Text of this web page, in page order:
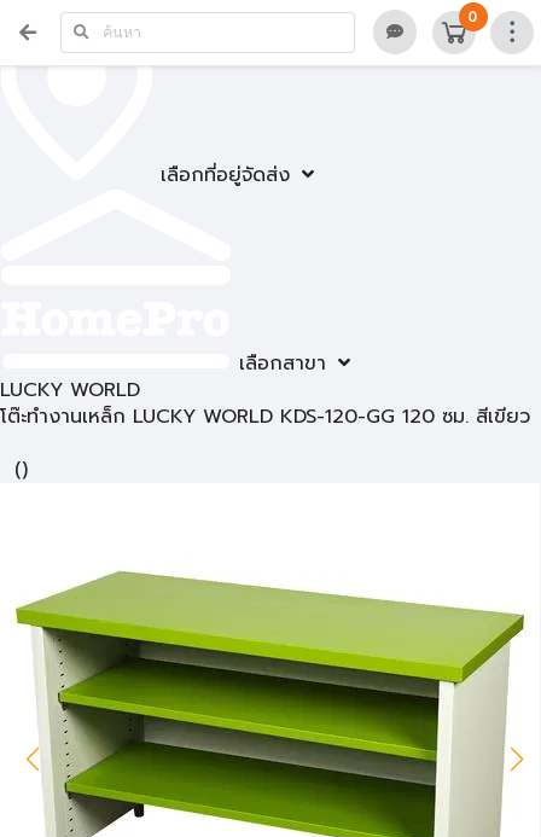
เลือกที่อยู่จัดส่ง
เลือกสาขา
0
LUCKY WORLD
โต๊ะทำงานเหล็ก LUCKY WORLD KDS-120-GG 120 ซม. สีเขียว
()